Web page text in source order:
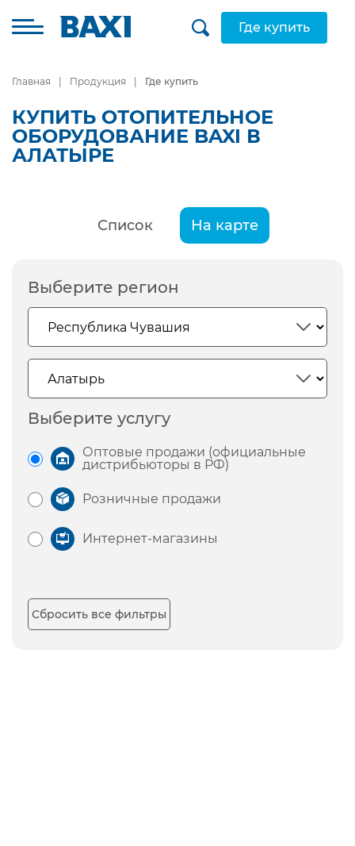
Где купить
Главная Продукция Где купить
КУПИТЬ ОТОПИТЕЛЬНОЕ
ОБОРУДОВАНИЕ BAXI В
АЛАТЫРЕ
Список На карте
Выберите регион
Выберите услугу
Оптовые продажи (официальные
дистрибьюторы в РФ)
Розничные продажи
Интернет-магазины
Сбросить все фильтры